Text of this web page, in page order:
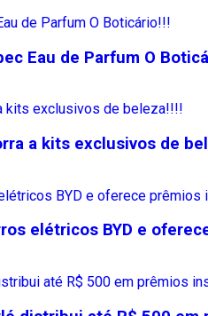
Eau de Parfum O
a kits exclusivos de
elétricos BYD e